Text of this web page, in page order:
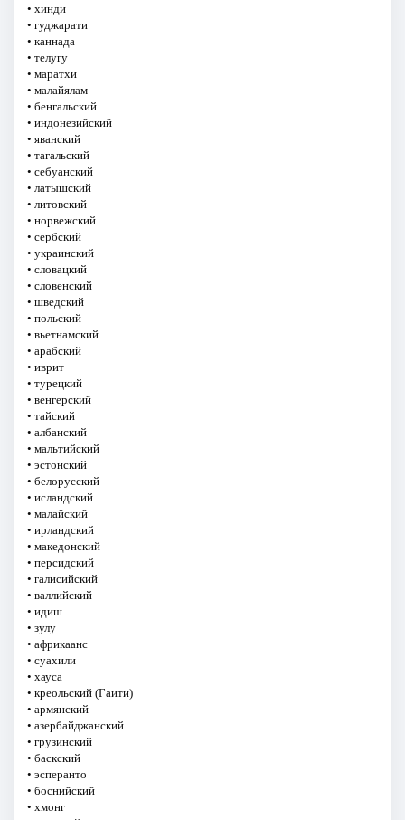
• хинди
• гуджарати
• каннада
• телугу
• маратхи
• малайялам
• бенгальский
• индонезийский
• яванский
• тагальский
• себуанский
• латышский
• литовский
• норвежский
• сербский
• украинский
• словацкий
• словенский
• шведский
• польский
• вьетнамский
• арабский
• иврит
• турецкий
• венгерский
• тайский
• албанский
• мальтийский
• эстонский
• белорусский
• исландский
• малайский
• ирландский
• македонский
• персидский
• галисийский
• валлийский
• идиш
• зулу
• африкаанс
• суахили
• хауса
• креольский (Гаити)
• армянский
• азербайджанский
• грузинский
• баскский
• эсперанто
• боснийский
• хмонг